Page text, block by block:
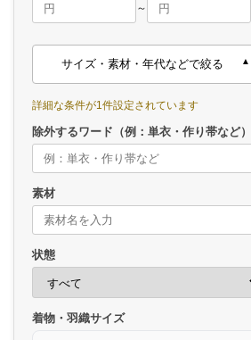
～
サイズ・素材・年代などで絞る
詳細な条件が1件設定されています
除外するワード（例：単衣・作り帯など）
素材
状態
着物・羽織サイズ